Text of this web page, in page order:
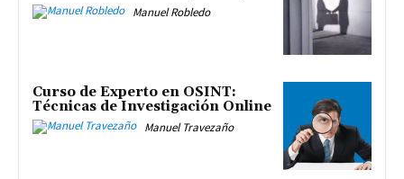
Manuel Robledo
Curso de Experto en OSINT:
Técnicas de Investigación Online
Manuel Travezaño